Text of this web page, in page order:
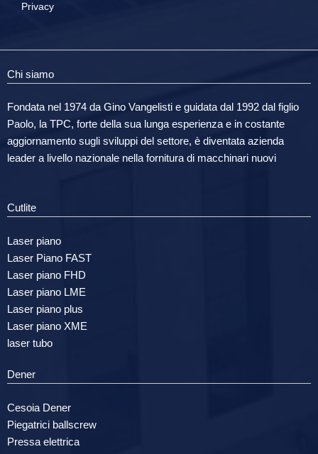
Privacy
Chi siamo
Fondata nel 1974 da Gino Vangelisti e guidata dal 1992 dal figlio
Paolo, la TPC, forte della sua lunga esperienza e in costante
aggiornamento sugli sviluppi del settore, è diventata azienda
leader a livello nazionale nella fornitura di macchinari nuovi
Cutlite
Laser piano
Laser Piano FAST
Laser piano FHD
Laser piano LME
Laser piano plus
Laser piano XME
laser tubo
Dener
Cesoia Dener
Piegatrici ballscrew
Pressa elettrica